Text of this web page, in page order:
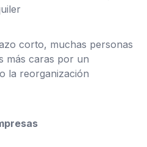
corto, muchas personas
más caras por un
la reorganización